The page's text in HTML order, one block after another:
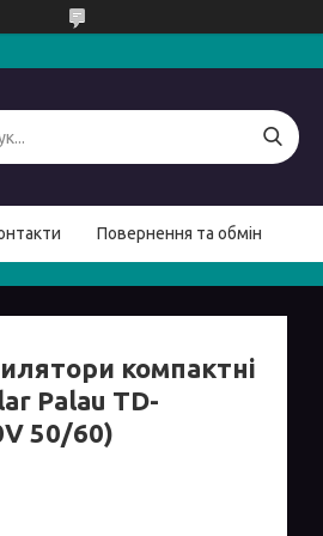
Повернення та обмін
компактні
Palau TD-
50/60)